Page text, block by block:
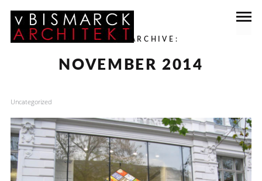
MONATS-ARCHIVE:
NOVEMBER 2014
Uncategorized